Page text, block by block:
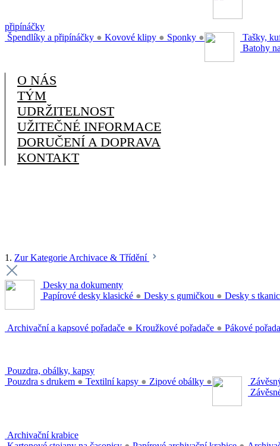
připínáčky
Špendlíky a připínáčky ● Kovové klipy ● Sponky ●
Tašky,
Batohy
O NÁS
TÝM
UDRŽITELNOST
UŽITEČNÉ INFORMACE
DORUČENÍ A DOPRAVA
KONTAKT
1. Zur Kategorie Archivace & Třídění
Desky na dokumenty
Papírové desky klasické ● Desky s gumičkou ● Desky s
Archivační a kapsové pořadače ● Kroužkové pořadače ● Pákové
Pouzdra, obálky, kapsy
Pouzdra s drukem ● Textilní kapsy ● Zipové obálky ●
Archivační krabice